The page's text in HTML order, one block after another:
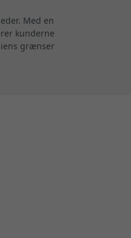
Med en
kunderne
grænser